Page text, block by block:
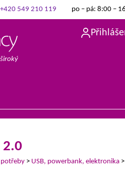
+420 549 210 119 po – pá: 8:00 –
2.0
potřeby > USB, powerbank, elektronika